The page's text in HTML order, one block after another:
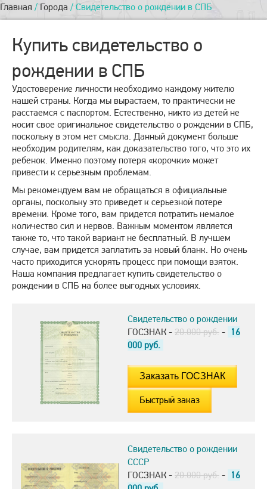
Главная / Города / Свидетельство о рождении в СПБ
Купить свидетельство о
рождении в СПБ
Удостоверение личности необходимо каждому жителю
нашей страны. Когда мы вырастаем, то практически не
расстаемся с паспортом. Естественно, никто из детей не
носит свое оригинальное свидетельство о рождении в СПБ,
поскольку в этом нет смысла. Данный документ больше
необходим родителям, как доказательство того, что это их
ребенок. Именно поэтому потеря «корочки» может
привести к серьезным проблемам.
Мы рекомендуем вам не обращаться в официальные
органы, поскольку это приведет к серьезной потере
времени. Кроме того, вам придется потратить немалое
количество сил и нервов. Важным моментом является
также то, что такой вариант не бесплатный. В лучшем
случае, вам придется заплатить за новый бланк. Но очень
часто приходится ускорять процесс при помощи взяток.
Наша компания предлагает купить свидетельство о
рождении в СПБ на более выгодных условиях.
Свидетельство о рождении
ГОСЗНАК - 20.000 руб. - 16
000 руб.
Быстрый заказ
Свидетельство о рождении
СССР
ГОСЗНАК - 20.000 руб. - 16